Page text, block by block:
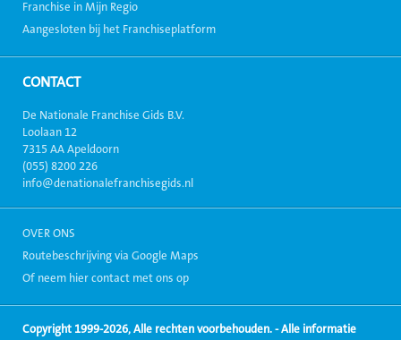
Franchise in Mijn Regio
Aangesloten bij het Franchiseplatform
CONTACT
De Nationale Franchise Gids B.V.
Loolaan 12
7315 AA Apeldoorn
(055) 8200 226
info@denationalefranchisegids.nl
OVER ONS
Routebeschrijving via Google Maps
Of neem hier contact met ons op
Copyright 1999-2026, Alle rechten voorbehouden. - Alle informatie